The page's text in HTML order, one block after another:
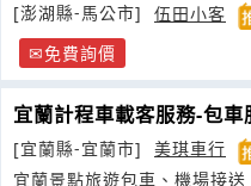
[澎湖縣-馬公市]
伍田小客
免費詢價
宜蘭計程車載客服務-包車
[宜蘭縣-宜蘭市]
美琪車行
宜蘭景點旅遊包車、機場接